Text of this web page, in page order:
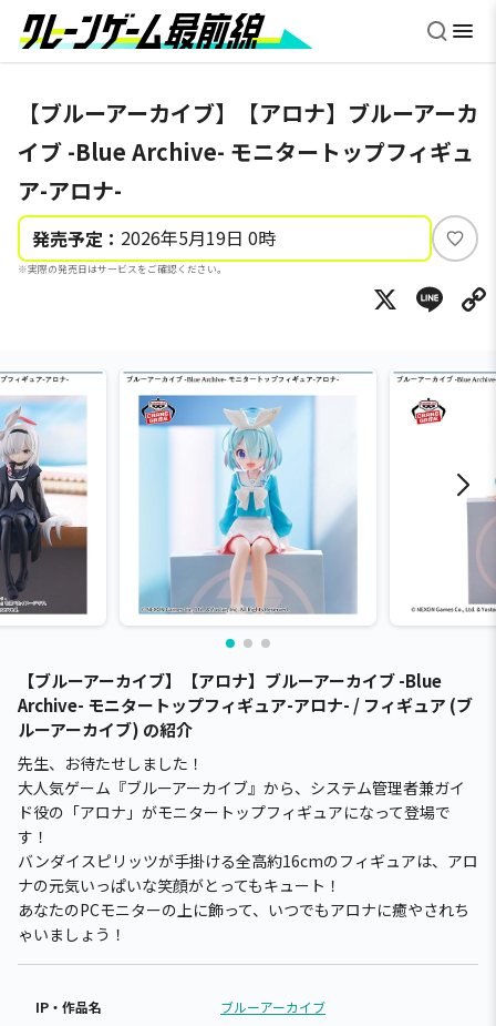
【ブルーアーカイブ】【アロナ】ブルーアーカ
イブ -Blue Archive- モニタートップフィギュ
ア-アロナ-
発売予定： 2026年5月19日 0時
※実際の発売日はサービスをご確認ください。
い
ね
X
【ブルーアーカイブ】【アロナ】ブルーアーカイブ -Blue
Archive- モニタートップフィギュア-アロナ- / フィギュア (ブ
ルーアーカイブ) の紹介
先生、お待たせしました！
大人気ゲーム『ブルーアーカイブ』から、システム管理者兼ガイ
ド役の「アロナ」がモニタートップフィギュアになって登場で
す！
バンダイスピリッツが手掛ける全高約16cmのフィギュアは、アロ
ナの元気いっぱいな笑顔がとってもキュート！
あなたのPCモニターの上に飾って、いつでもアロナに癒やされち
ゃいましょう！
IP・作品名 ブルーアーカイブ